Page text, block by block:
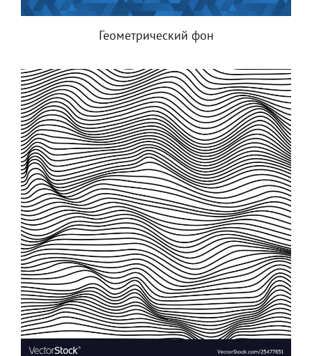
Геометрический фон